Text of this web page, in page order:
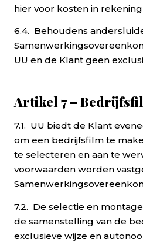
hier voor kosten in
6.4. Behoudens
UU en de Klant geen
Artikel 7 –
7.1. UU biedt de Klant
om een bedrijfsfilm te
te selecteren en aan te
voorwaarden worden
7.2. De selectie en
de samenstelling van de
exclusieve wijze en